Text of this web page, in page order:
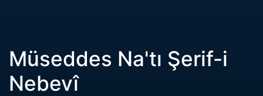
Müseddes Na'tı Şerif-i
Nebevî